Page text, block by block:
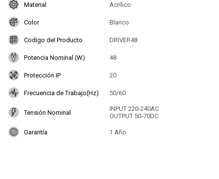
Material Acrílico
Color Blanco
Codigo del Producto DRIVER48
Potencia Nominal (W) 48
Protección IP 20
Frecuencia de Trabajo(Hz) 50/60
Tensión Nominal
INPUT 220-240AC
OUTPUT 50-70DC
Garantía 1 Año